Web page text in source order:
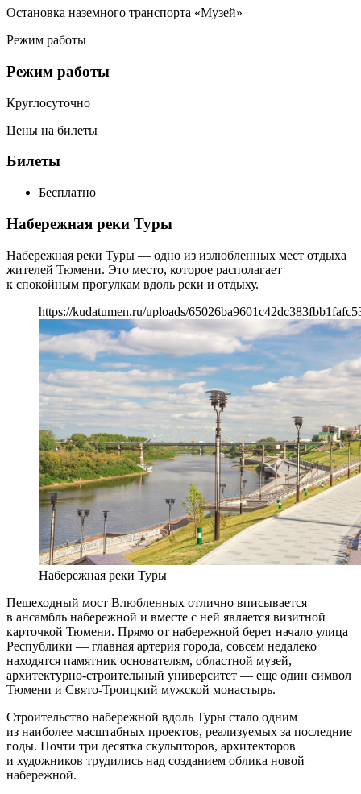
Остановка наземного транспорта «Музей»
Режим работы
Режим работы
Круглосуточно
Цены на билеты
Билеты
Бесплатно
Набережная реки Туры
Набережная реки Туры — одно из излюбленных мест отдыха
жителей Тюмени. Это место, которое располагает
к спокойным прогулкам вдоль реки и отдыху.
https://kudatumen.ru/uploads/
Набережная реки Туры
Пешеходный мост Влюбленных отлично вписывается
в ансамбль набережной и вместе с ней является визитной
карточкой Тюмени. Прямо от набережной берет начало улица
Республики — главная артерия города, совсем недалеко
находятся памятник основателям, областной музей,
архитектурно-строительный университет — еще один символ
Тюмени и Свято-Троицкий мужской монастырь.
Строительство набережной вдоль Туры стало одним
из наиболее масштабных проектов, реализуемых за последние
годы. Почти три десятка скульпторов, архитекторов
и художников трудились над созданием облика новой
набережной.